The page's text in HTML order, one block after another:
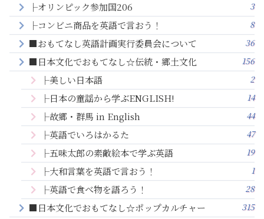
├オリンピック参加国206 3
├コンビニ商品を英語で言おう！ 8
■おもてなし英語計画実行委員会について 36
■日本文化でおもてなし☆伝統・郷土文化 156
├美しい日本語 2
├日本の童謡から学ぶENGLISH! 14
├故郷・群馬 in English 44
├英語でいろはかるた 47
├五味太郎の素敵絵本で学ぶ英語 19
├大和言葉を英語で言おう！ 1
├英語で食べ物を語ろう！ 28
■日本文化でおもてなし☆ポップカルチャー 315